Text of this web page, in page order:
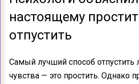
настоящему
отпустить
Самый лучший способ
чувства — это простить. Однако